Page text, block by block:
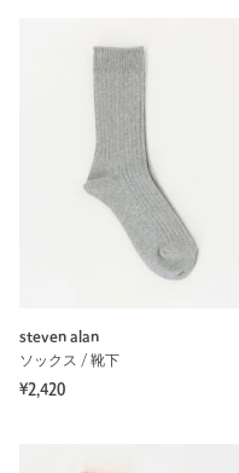
steven alan
ソックス / 靴下
¥2,420